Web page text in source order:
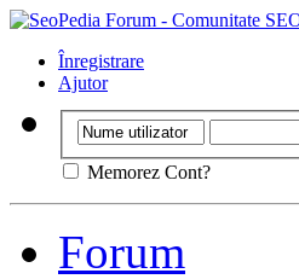
Înregistrare
Ajutor
Memorez Cont?
Forum